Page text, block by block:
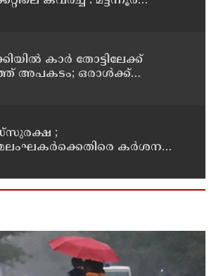
കാർ തോട്ടിലേക്ക്
അപകടം; ഒരാൾക്ക്
;
കർശന